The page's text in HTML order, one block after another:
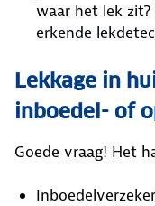
waar het lek zit?
erkende
Lekkage in
inboedel- of
Goede vraag! Het